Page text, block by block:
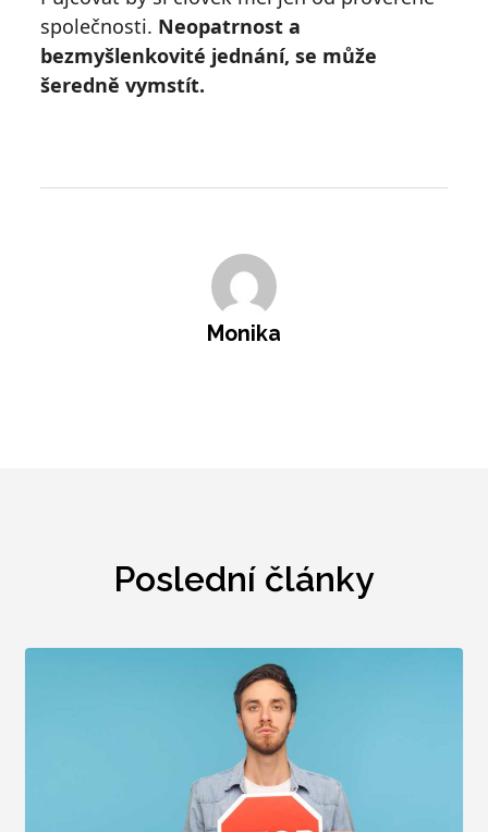
společnosti. Neopatrnost a
bezmyšlenkovité jednání, se může
šeredně vymstít.
Monika
Poslední články